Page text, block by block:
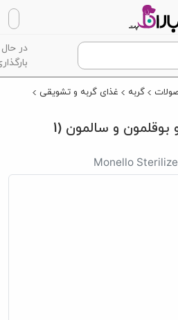
در حال
گربه
غذای گربه و تشویقی
غذای گربه عقیم مونلو بوقلمون و سالمون (1
Monello